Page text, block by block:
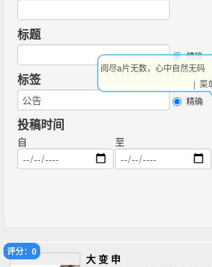
标题
精确
标签
精确
投稿时间
自 至
评分：0
大 变 申
阅尽a片无数，心中自然无码
| 菜